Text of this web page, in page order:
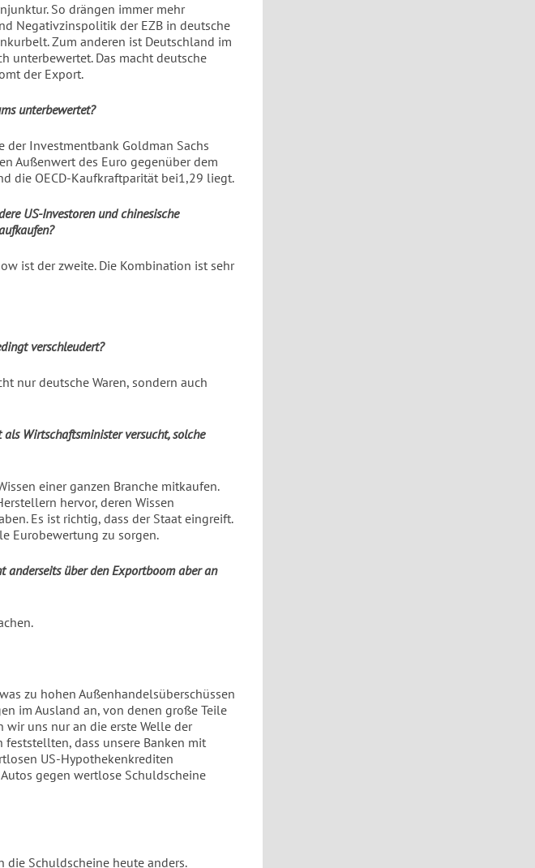
So drängen immer mehr
Negativzinspolitik der EZB in deutsche
Zum anderen ist Deutschland im
unterbewertet. Das macht deutsche
der Export.
unterbewertet?
Investmentbank Goldman Sachs
Außenwert des Euro gegenüber dem
die OECD-Kaufkraftparität bei1,29 liegt.
US-Investoren und chinesische
ist der zweite. Die Kombination ist sehr
verschleudert?
nur deutsche Waren, sondern auch
Wirtschaftsminister versucht, solche
einer ganzen Branche mitkaufen.
hervor, deren Wissen
Es ist richtig, dass der Staat eingreift.
Eurobewertung zu sorgen.
anderseits über den Exportboom aber an
zu hohen Außenhandelsüberschüssen
im Ausland an, von denen große Teile
uns nur an die erste Welle der
dass unsere Banken mit
US-Hypothekenkrediten
gegen wertlose Schuldscheine
die Schuldscheine heute anders.